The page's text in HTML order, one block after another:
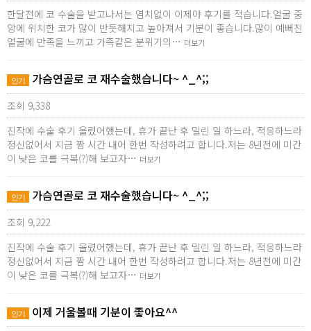
한달전에 코 수술을 받고나서는 염치없이 이제야 후기를 적습니다.얼굴 중
앙에 위치한 코가 많이 반듯해지고 높아져서 기분이 좋습니다.많이 예뻐진
얼굴에 만족을 느끼고 가족같은 분위기의… 더보기
인기 가슴연골로 코 재수술했습니다~ ^_^;;
조회 9,338
진작에 수술 후기 올렸어했는데, 휴가 끝난 후 밀린 일 하느라, 적응하느라
정신없어서 지금 짬 시간 내어 한번 작성하려고 합니다.저는 8년전에 미간
이 낮은 코를 극복(?)해 보고자… 더보기
인기 가슴연골로 코 재수술했습니다~ ^_^;;
조회 9,222
진작에 수술 후기 올렸어했는데, 휴가 끝난 후 밀린 일 하느라, 적응하느라
정신없어서 지금 짬 시간 내어 한번 작성하려고 합니다.저는 8년전에 미간
이 낮은 코를 극복(?)해 보고자… 더보기
인기 이제 거울볼때 기분이 좋아요^^